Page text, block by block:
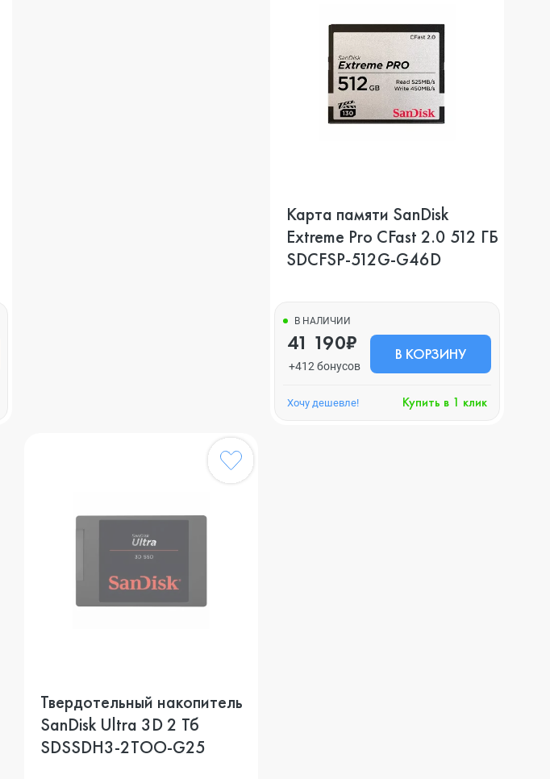
Карта памяти SanDisk
Extreme Pro CFast 2.0 512 ГБ
SDCFSP-512G-G46D
В НАЛИЧИИ
41 190₽
+412 бонусов
В КОРЗИНУ
Хочу дешевле! Купить в 1 клик
Твердотельный накопитель
SanDisk Ultra 3D 2 Тб
SDSSDH3-2TOO-G25